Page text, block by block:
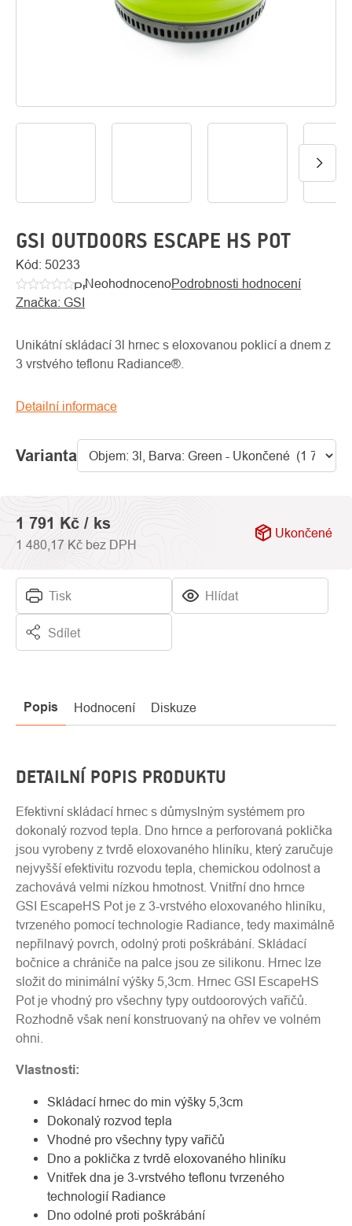
O
GSI OUTDOORS ESCAPE HS POT
Kód: 50233
Průměrné
hodnocení
je
0,0
5
NeohodnocenoPodrobnosti hodnocení
Značka: GSI
Varianta
Unikátní skládací 3l hrnec s eloxovanou poklicí a dnem z
3 vrstvého teflonu Radiance®.
Detailní informace
Tisk Hlídat
Sdílet
1 791 Kč / ks
1 480,17 Kč bez DPH
Ukončené
Popis Hodnocení Diskuze
DETAILNÍ POPIS PRODUKTU
Efektivní skládací hrnec s důmyslným systémem pro
dokonalý rozvod tepla. Dno hrnce a perforovaná poklička
jsou vyrobeny z tvrdě eloxovaného hliníku, který zaručuje
nejvyšší efektivitu rozvodu tepla, chemickou odolnost a
zachovává velmi nízkou hmotnost. Vnitřní dno hrnce
GSI EscapeHS Pot je z 3-vrstvého eloxovaného hliníku,
tvrzeného pomocí technologie Radiance, tedy maximálně
nepřilnavý povrch, odolný proti poškrábání. Skládací
bočnice a chrániče na palce jsou ze silikonu. Hrnec lze
složit do minimální výšky 5,3cm. Hrnec GSI EscapeHS
Pot je vhodný pro všechny typy outdoorových vařičů.
Rozhodně však není konstruovaný na ohřev ve volném
ohni.
Vlastnosti:
Skládací hrnec do min výšky 5,3cm
Dokonalý rozvod tepla
Vhodné pro všechny typy vařičů
Dno a poklička z tvrdě eloxovaného hliníku
Vnitřek dna je 3-vrstvého teflonu tvrzeného
technologií Radiance
Dno odolné proti poškrábání